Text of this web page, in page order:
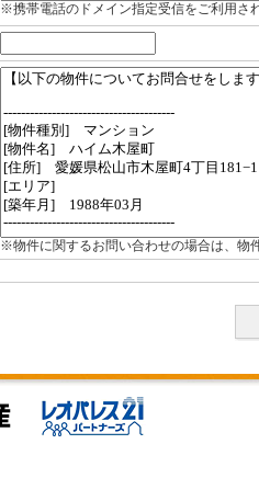
※携帯電話のドメイン指定受信をご利用さ
※物件に関するお問い合わせの場合は、物